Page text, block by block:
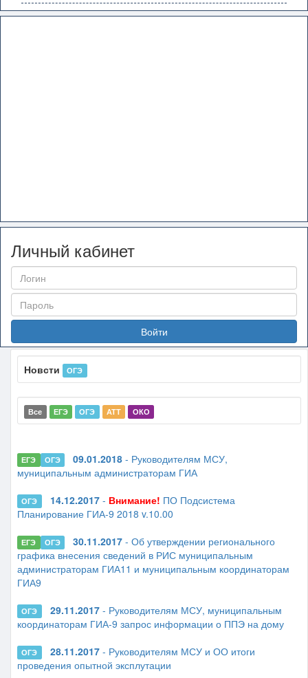
Личный кабинет
Войти
Новсти ОГЭ
Все ЕГЭ ОГЭ АТТ ОКО
ЕГЭ ОГЭ 09.01.2018 - Руководителям МСУ,
муниципальным администраторам ГИА
ОГЭ 14.12.2017- Внимание! ПО Подсистема
Планирование ГИА-9 2018 v.10.00
ЕГЭ ОГЭ 30.11.2017 - Об утверждении регионального
графика внесения сведений в РИС муниципальным
администраторам ГИА11 и муниципальным координаторам
ГИА9
ОГЭ 29.11.2017- Руководителям МСУ, муниципальным
координаторам ГИА-9 запрос информации о ППЭ на дому
ОГЭ 28.11.2017- Руководителям МСУ и ОО итоги
проведения опытной эксплутации